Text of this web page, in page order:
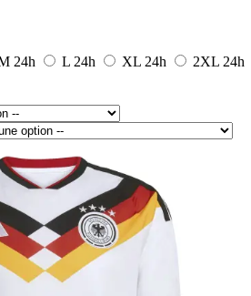
24h L 24h XL 24h 2XL 24h